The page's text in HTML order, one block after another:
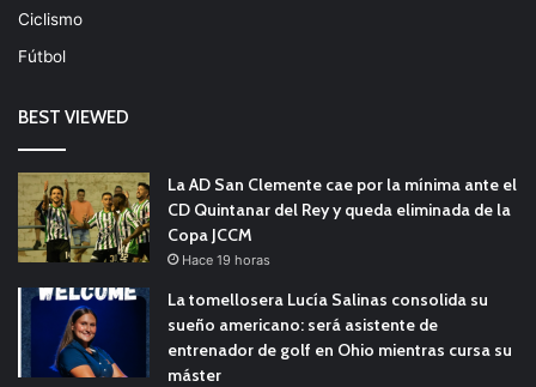
Ciclismo
Fútbol
BEST VIEWED
La AD San Clemente cae por la mínima ante el
CD Quintanar del Rey y queda eliminada de la
Copa JCCM
Hace 19 horas
La tomellosera Lucía Salinas consolida su
sueño americano: será asistente de
entrenador de golf en Ohio mientras cursa su
máster